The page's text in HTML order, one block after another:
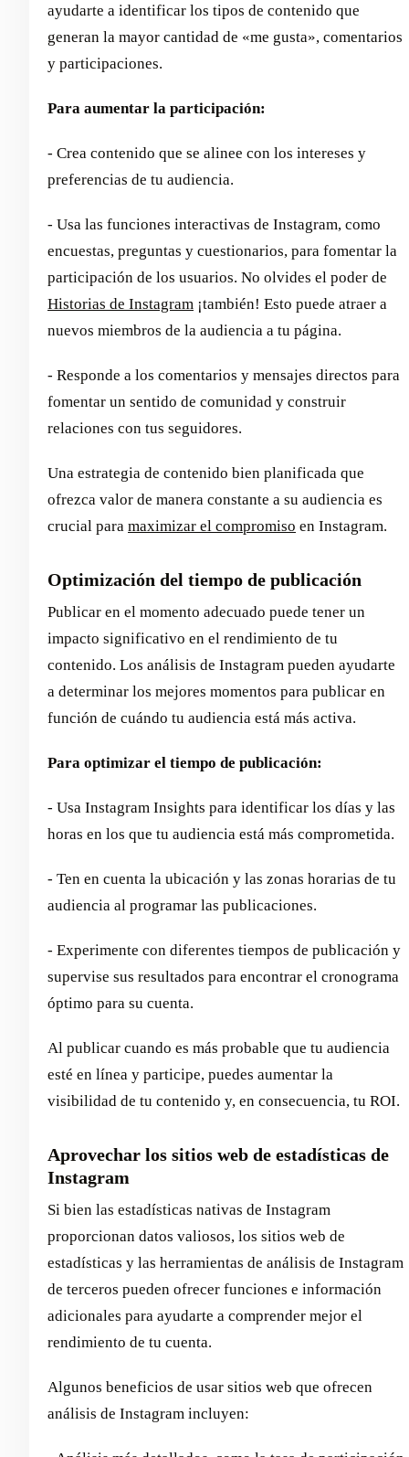
ayudarte a identificar los tipos de contenido que
generan la mayor cantidad de «me gusta», comentarios
y participaciones.
Para aumentar la participación:
- Crea contenido que se alinee con los intereses y
preferencias de tu audiencia.
- Usa las funciones interactivas de Instagram, como
encuestas, preguntas y cuestionarios, para fomentar la
participación de los usuarios. No olvides el poder de
Historias de Instagram ¡también! Esto puede atraer a
nuevos miembros de la audiencia a tu página.
- Responde a los comentarios y mensajes directos para
fomentar un sentido de comunidad y construir
relaciones con tus seguidores.
Una estrategia de contenido bien planificada que
ofrezca valor de manera constante a su audiencia es
crucial para maximizar el compromiso en Instagram.
Optimización del tiempo de publicación
Publicar en el momento adecuado puede tener un
impacto significativo en el rendimiento de tu
contenido. Los análisis de Instagram pueden ayudarte
a determinar los mejores momentos para publicar en
función de cuándo tu audiencia está más activa.
Para optimizar el tiempo de publicación:
- Usa Instagram Insights para identificar los días y las
horas en los que tu audiencia está más comprometida.
- Ten en cuenta la ubicación y las zonas horarias de tu
audiencia al programar las publicaciones.
- Experimente con diferentes tiempos de publicación y
supervise sus resultados para encontrar el cronograma
óptimo para su cuenta.
Al publicar cuando es más probable que tu audiencia
esté en línea y participe, puedes aumentar la
visibilidad de tu contenido y, en consecuencia, tu ROI.
Aprovechar los sitios web de estadísticas de
Instagram
Si bien las estadísticas nativas de Instagram
proporcionan datos valiosos, los sitios web de
estadísticas y las herramientas de análisis de Instagram
de terceros pueden ofrecer funciones e información
adicionales para ayudarte a comprender mejor el
rendimiento de tu cuenta.
Algunos beneficios de usar sitios web que ofrecen
análisis de Instagram incluyen: